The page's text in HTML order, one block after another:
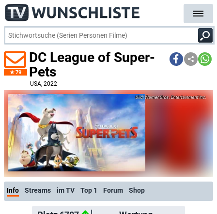
79
DC League of Super-
Pets
USA, 2022
Warner Bros. Entertainment Inc.
Info Streams im TV Top 1 Forum Shop